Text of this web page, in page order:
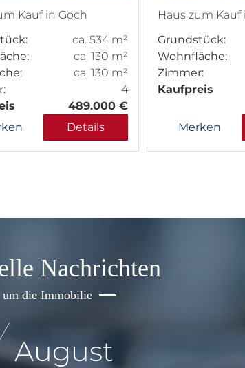
Kauf in Goch
ca. 534 m²
ca. 130 m²
ca. 130 m²
4
489.000 €
Details
Haus zum Kauf
Grundstück:
Wohnfläche:
Zimmer:
Kaufpreis
Merken
Nachrichten
um die Immobilie
August